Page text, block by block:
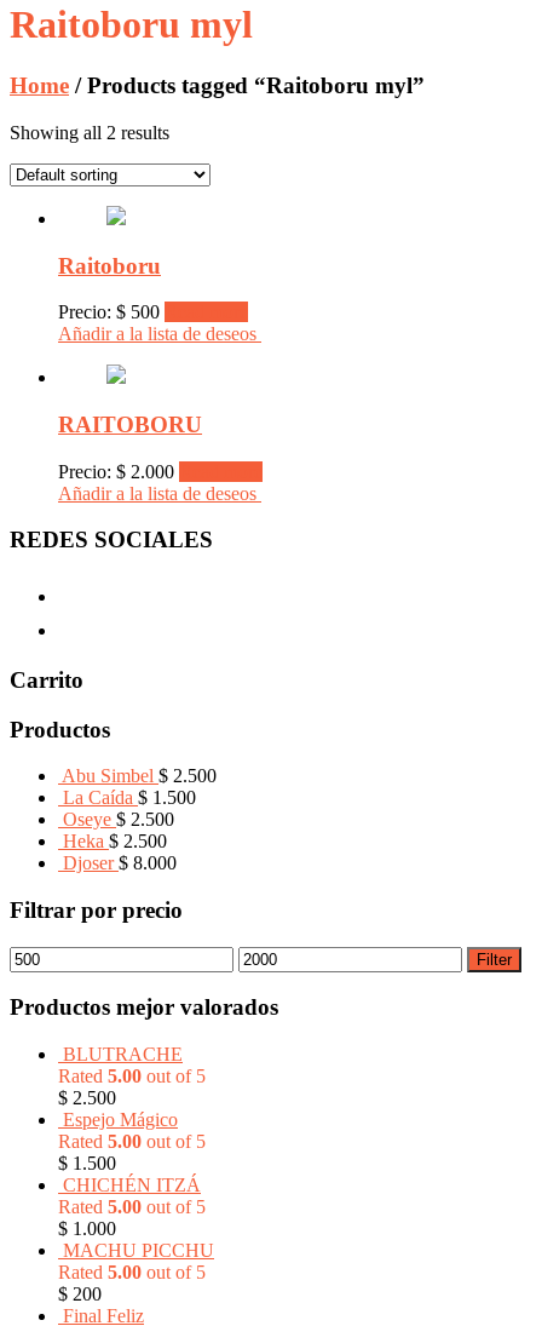
Raitoboru myl
Home / Products tagged “Raitoboru myl”
Showing all 2 results
Raitoboru
Precio: $ 500
Añadir a la lista de deseos
RAITOBORU
Precio: $ 2.000
Añadir a la lista de deseos
REDES SOCIALES
Carrito
Productos
Abu Simbel $ 2.500
La Caída $ 1.500
Oseye $ 2.500
Heka $ 2.500
Djoser $ 8.000
Filtrar por precio
Filter
Productos mejor valorados
BLUTRACHE
Rated 5.00 out of 5
$ 2.500
Espejo Mágico
Rated 5.00 out of 5
$ 1.500
CHICHÉN ITZÁ
Rated 5.00 out of 5
$ 1.000
MACHU PICCHU
Rated 5.00 out of 5
$ 200
Final Feliz